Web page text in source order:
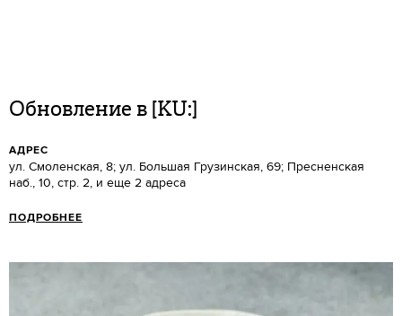
Обновление в [KU:]
АДРЕС
ул. Смоленская, 8; ул. Большая Грузинская, 69; Пресненская
наб., 10, стр. 2, и еще 2 адреса
ПОДРОБНЕЕ